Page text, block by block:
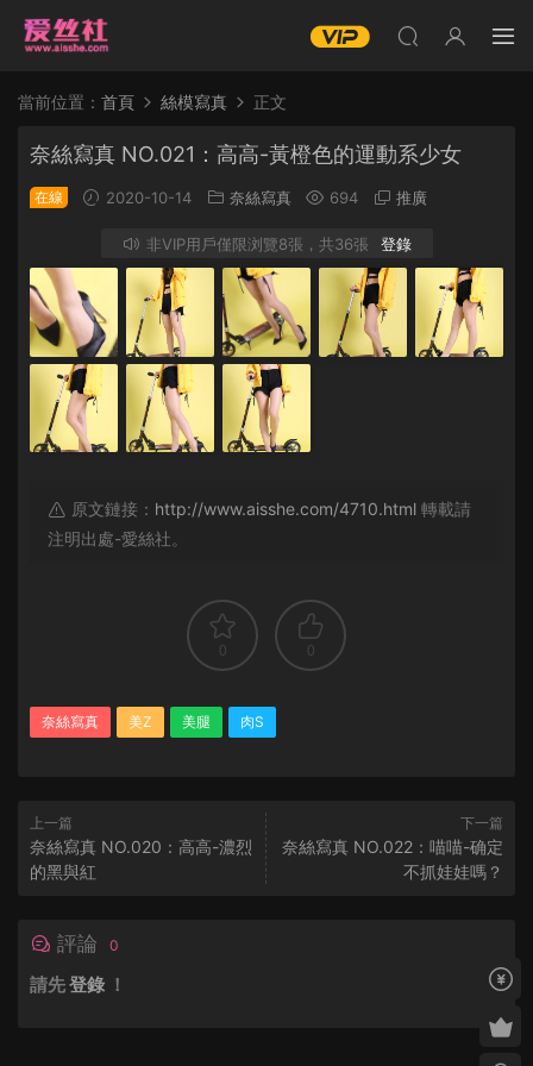
當前位置： 首頁 絲模寫真 正文
奈絲寫真 NO.021：高高-黃橙色的運動系少女
在線 2020-10-14 奈絲寫真 694 推廣
非VIP用戶僅限浏覽8張，共36張 登錄
原文鏈接： http://www.aisshe.com/4710.html 轉載請
注明出處-愛絲社。
0 0
奈絲寫真 美Z 美腿 肉S
上一篇
奈絲寫真 NO.020：高高-濃烈
的黑與紅
下一篇
奈絲寫真 NO.022：喵喵-确定
不抓娃娃嗎？
評論 0
請先登錄 ！